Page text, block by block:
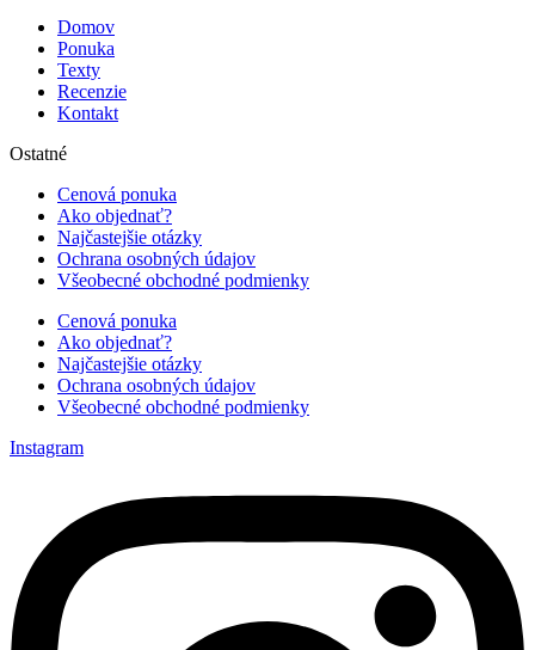
Domov
Ponuka
Texty
Recenzie
Kontakt
Ostatné
Cenová ponuka
Ako objednať?
Najčastejšie otázky
Ochrana osobných údajov
Všeobecné obchodné podmienky
Cenová ponuka
Ako objednať?
Najčastejšie otázky
Ochrana osobných údajov
Všeobecné obchodné podmienky
Instagram